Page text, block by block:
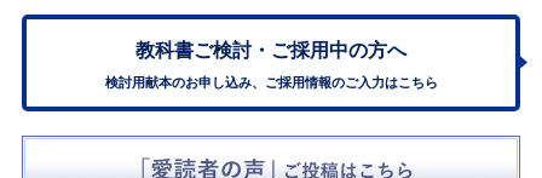
教科書ご検討・ ご採用中の方へ
検討用献本のお申し込み、ご採用情報のご入力はこちら